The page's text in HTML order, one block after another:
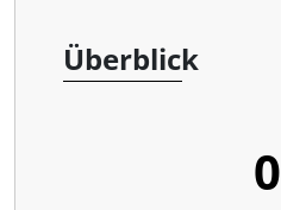
Überblick
0